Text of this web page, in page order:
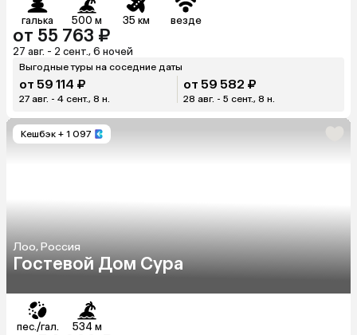
галька 500 м 35 км везде
от 55 763 ₽
27 авг. - 2 сент., 6 ночей
Выгодные туры на соседние даты
от 59 114 ₽
27 авг. - 4 сент., 8 н.
от 59 582 ₽
28 авг. - 5 сент., 8 н.
Кешбэк + 1 097
Лоо, Россия
Гостевой Дом Сура
пес./гал. 534 м